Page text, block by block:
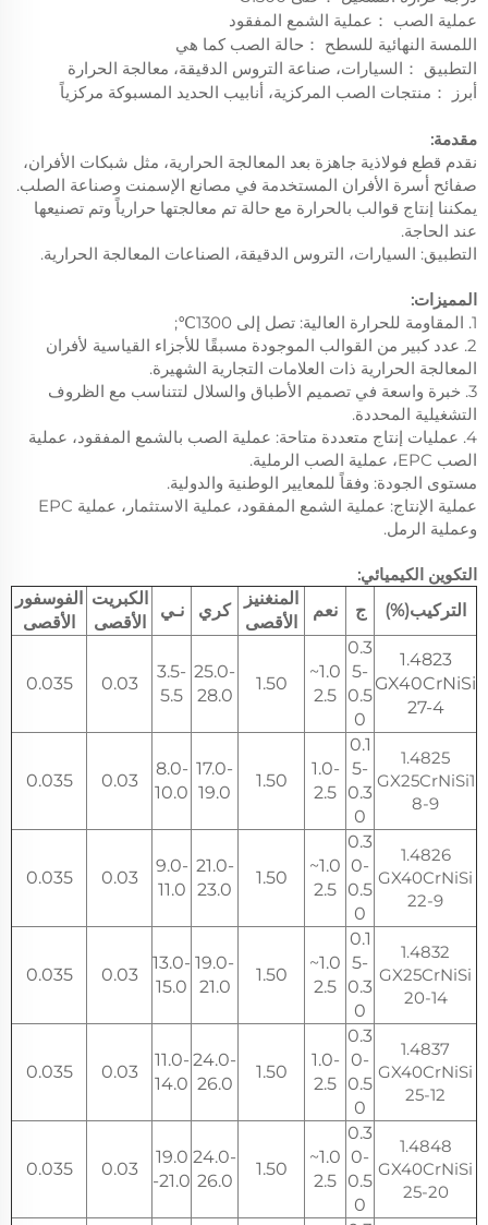
عملية الصب
： عملية الشمع المفقود
اللمسة النهائية للسطح
： حالة الصب كما هي
التطبيق
： السيارات، صناعة التروس الدقيقة، معالجة الحرارة
أبرز
： منتجات الصب المركزية، أنابيب الحديد المسبوكة مركزياً
مقدمة:
نقدم قطع فولاذية جاهزة بعد المعالجة الحرارية، مثل شبكات الأفران،
صفائح أسرة الأفران المستخدمة في مصانع الإسمنت وصناعة الصلب.
يمكننا إنتاج قوالب بالحرارة مع حالة تم معالجتها حرارياً وتم تصنيعها
عند الحاجة.
التطبيق: السيارات، التروس الدقيقة، الصناعات المعالجة الحرارية.
المميزات:
1. المقاومة للحرارة العالية: تصل إلى 1300℃;
2. عدد كبير من القوالب الموجودة مسبقًا للأجزاء القياسية لأفران
المعالجة الحرارية ذات العلامات التجارية الشهيرة.
3. خبرة واسعة في تصميم الأطباق والسلال لتتناسب مع الظروف
التشغيلية المحددة.
4. عمليات إنتاج متعددة متاحة: عملية الصب بالشمع المفقود، عملية
الصب EPC، عملية الصب الرملية.
مستوى الجودة: وفقاً للمعايير الوطنية والدولية.
عملية الإنتاج: عملية الشمع المفقود، عملية الاستثمار، عملية EPC
وعملية الرمل.
التكوين الكيميائي:
التركيب(%)
ج نعم
المنغنيز
الأقصى
كري نـي
الكبريت
الأقصى
الفوسفور
الأقصى
1.4823
GX40CrNiSi
27-4
0.3
5-
0.5
0
1.0~
2.5
1.50
25.0-
28.0
3.5-
5.5
0.03
0.035
1.4825
GX25CrNiSi1
8-9
0.1
5-
0.3
0
1.0-
2.5
1.50
17.0-
19.0
8.0-
10.0
0.03
0.035
1.4826
GX40CrNiSi
22-9
0.3
0-
0.5
0
1.0~
2.5
1.50
21.0-
23.0
9.0-
11.0
0.03
0.035
1.4832
GX25CrNiSi
20-14
0.1
5-
0.3
0
1.0~
2.5
1.50
19.0-
21.0
13.0-
15.0
0.03
0.035
1.4837
GX40CrNiSi
25-12
0.3
0-
0.5
0
1.0-
2.5
1.50
24.0-
26.0
11.0-
14.0
0.03
0.035
1.4848
GX40CrNiSi
25-20
0.3
0-
0.5
0
1.0~
2.5
1.50
24.0-
26.0
19.0
-21.0
0.03
0.035